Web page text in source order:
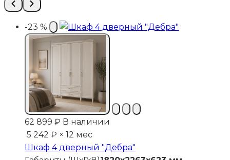
-23 %
62 899 ₽ В наличии
5 242 ₽ × 12 мес
Шкаф 4 дверный "Дебра"